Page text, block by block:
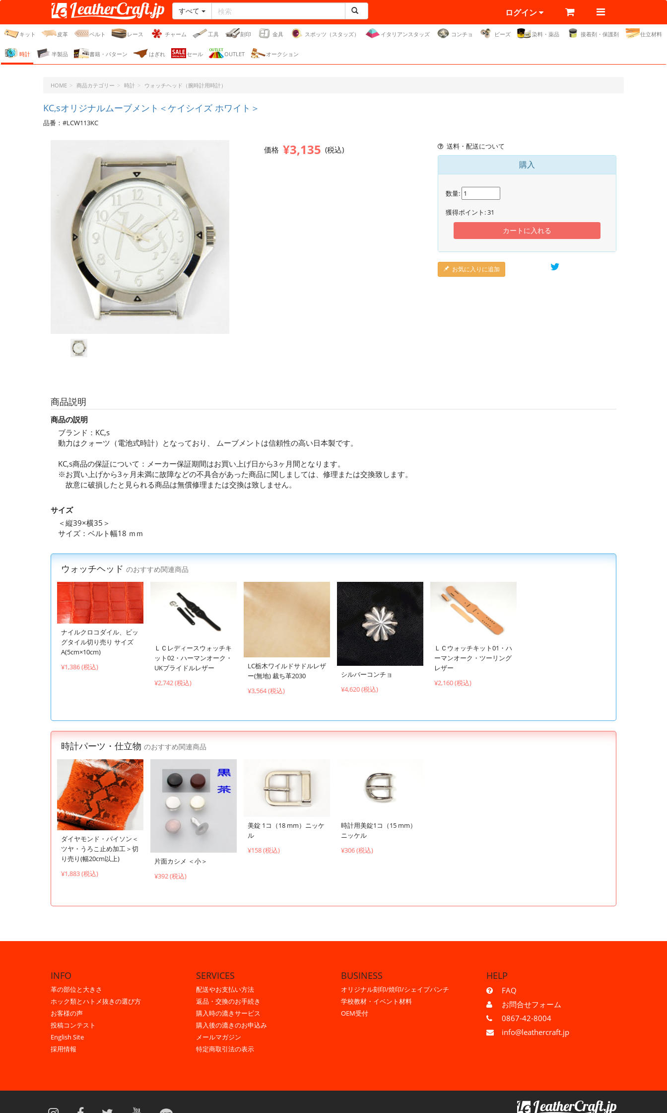
レザークラフト・ドット・
ジェーピー
すべて ログイン
キット 皮革 ベルト レース チャーム 工具 刻印 金具 スポッツ（スタッズ） イタリアンスタッズ コンチョ ビーズ 染料・薬品 接着剤・保護剤 仕立材料
時計 半製品 書籍・パターン はぎれ セール OUTLET オークション
HOME 商品カテゴリー 時計 ウォッチヘッド（腕時計用時計）
KC,sオリジナルムーブメント＜ケイシイズ ホワイト＞
品番：#LCW113KC
価格 ¥3,135 (税込) 送料・配送について
購入
数量:
獲得ポイント:31
カートに入れる
お気に入りに追加
商品説明
商品の説明
ブランド：KC,s
動力はクォーツ（電池式時計）となっており、 ムーブメントは信頼性の高い日本製です。
KC,s商品の保証について：メーカー保証期間はお買い上げ日から3ヶ月間となります。
※お買い上げから3ヶ月未満に故障などの不具合があった商品に関しましては、修理または交換致します。
故意に破損したと見られる商品は無償修理または交換は致しません。
サイズ
＜縦39×横35＞
サイズ：ベルト幅18 ｍｍ
ウォッチヘッド のおすすめ関連商品
ナイルクロコダイル、ビッ
グタイル切り売り サイズ
A(5cm×10cm)
¥1,386 (税込)
ＬＣレディースウォッチキ
ット02・ハーマンオーク・
UKブライドルレザー
¥2,742 (税込)
LC栃木ワイルドサドルレザ
ー(無地) 裁ち革2030
¥3,564 (税込)
シルバーコンチョ
¥4,620 (税込)
ＬＣウォッチキット01・ハ
ーマンオーク・ツーリング
レザー
¥2,160 (税込)
時計パーツ・仕立物 のおすすめ関連商品
ダイヤモンド・パイソン＜
ツヤ・うろこ止め加工＞切
り売り(幅20cm以上)
¥1,883 (税込)
片面カシメ ＜小＞
¥392 (税込)
美錠 1コ（18 mm）ニッケ
ル
¥158 (税込)
時計用美錠1コ（15 mm）
ニッケル
¥306 (税込)
INFO
革の部位と大きさ
ホック類とハトメ抜きの選び方
お客様の声
投稿コンテスト
English Site
採用情報
SERVICES
配送やお支払い方法
返品・交換のお手続き
購入時の漉きサービス
購入後の漉きのお申込み
メールマガジン
特定商取引法の表示
BUSINESS
オリジナル刻印/焼印/シェイプパンチ
学校教材・イベント材料
OEM受付
HELP
FAQ
お問合せフォーム
0867-42-8004
info@leathercraft.jp